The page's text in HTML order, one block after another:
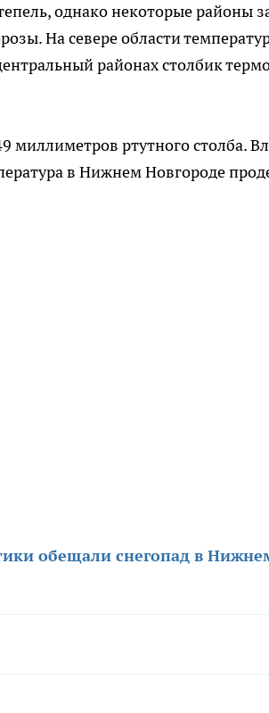
однако некоторые районы
На севере области
районах столбик
миллиметров ртутного столба.
в Нижнем Новгороде
обещали снегопад в